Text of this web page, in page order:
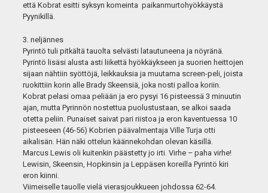
että Kobrat esitti syksyn komeinta paikanmurtohyökkäystä
Pyynikillä.
3. neljännes
Pyrintö tuli pitkältä tauolta selvästi latautuneena ja nöyränä.
Pyrintö lisäsi alusta asti liikettä hyökkäykseen ja suorien heittojen
sijaan nähtiin syöttöjä, leikkauksia ja muutama screen-peli, joista
ruokittiin korin alle Brady Skeensiä, joka nosti palloa koriin.
Kobrat pelasi omaa peliään ja ero pysyi 16 pisteessä 3 minuutin
ajan, mutta Pyrinnön nostettua puolustustaan, se alkoi saada
otetta peliin. Punaiset saivat pari riistoa ja eron kaventuessa 10
pisteeseen (46-56) Kobrien päävalmentaja Ville Turja otti
aikalisän. Hän näki ottelun käännekohdan olevan käsillä.
Marcus Lewis oli kuitenkin päästetty jo irti. Virhe – paha virhe!
Lewisin, Skeensin, Hopkinsin ja Leppäsen koreilla Pyrintö kiri
eron kiinni.
Viimeiselle tauolle vielä vierasjoukkueen johdossa 62-64.